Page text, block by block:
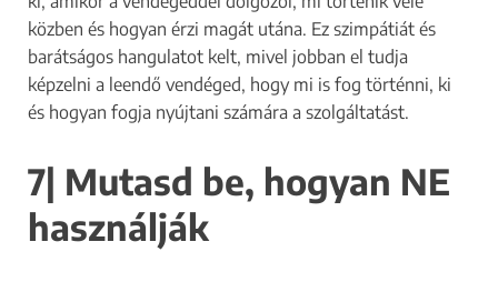
Képzésre szeretnék több
jelentkezőt
Szalonba keresek munkatársat
Többet is választhatsz.
Mivel foglalkozol?*
Fodrász
közben és hogyan érzi magát utána. Ez szimpátiát és
barátságos hangulatot kelt, mivel jobban el tudja
képzelni a leendő vendéged, hogy mi is fog történni, ki
és hogyan fogja nyújtani számára a szolgáltatást.
7| Mutasd be, hogyan NE
használják